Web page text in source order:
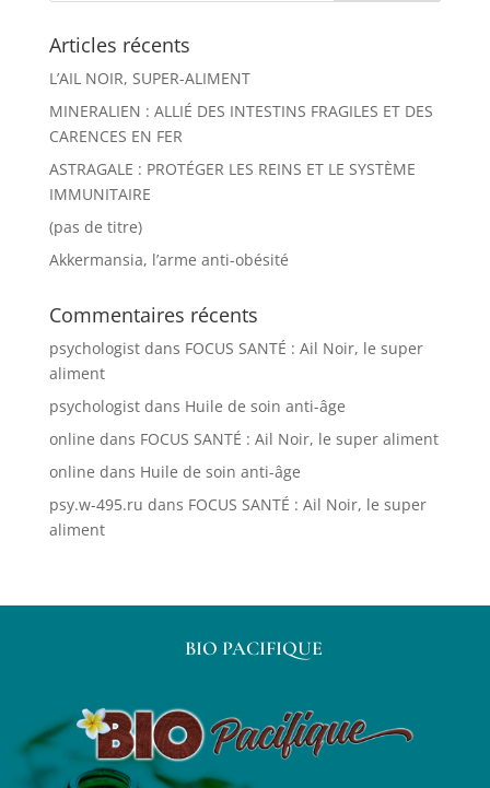
Articles récents
L’AIL NOIR, SUPER-ALIMENT
MINERALIEN : ALLIÉ DES INTESTINS FRAGILES ET DES
CARENCES EN FER
ASTRAGALE : PROTÉGER LES REINS ET LE SYSTÈME
IMMUNITAIRE
(pas de titre)
Akkermansia, l’arme anti-obésité
Commentaires récents
psychologistdans FOCUS SANTÉ : Ail Noir, le super
aliment
psychologistdans Huile de soin anti-âge
online dans FOCUS SANTÉ : Ail Noir, le super aliment
online dans Huile de soin anti-âge
psy.w-495.ru dans FOCUS SANTÉ : Ail Noir, le super
aliment
BIO PACIFIQUE